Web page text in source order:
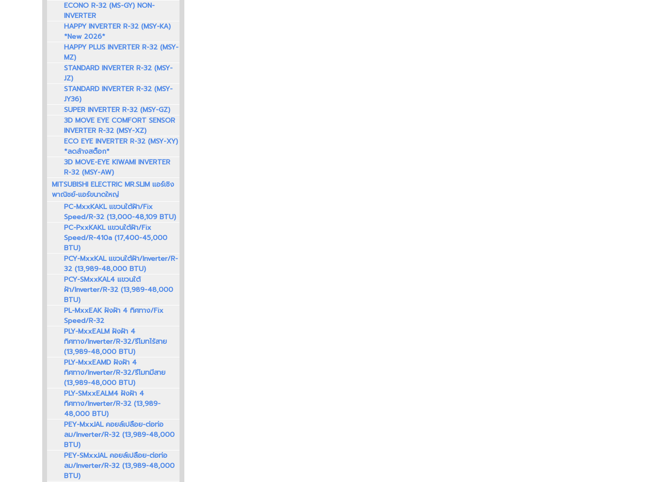
ECONO R-32 (MS-GY) NON-
INVERTER
HAPPY INVERTER R-32 (MSY-KA)
*New 2026*
HAPPY PLUS INVERTER R-32 (MSY-
MZ)
STANDARD INVERTER R-32 (MSY-
JZ)
STANDARD INVERTER R-32 (MSY-
JY36)
SUPER INVERTER R-32 (MSY-GZ)
3D MOVE EYE COMFORT SENSOR
INVERTER R-32 (MSY-XZ)
ECO EYE INVERTER R-32 (MSY-XY)
*ลดล้างสต็อก*
3D MOVE-EYE KIWAMI INVERTER
R-32 (MSY-AW)
MITSUBISHI ELECTRIC MR.SLIM แอร์เชิง
พาณิชย์-แอร์ขนาดใหญ่
PC-MxxKAKL แขวนใต้ฝ้า/Fix
Speed/R-32 (13,000-48,109 BTU)
PC-PxxKAKL แขวนใต้ฝ้า/Fix
Speed/R-410a (17,400-45,000
BTU)
PCY-MxxKAL แขวนใต้ฝ้า/Inverter/R-
32 (13,989-48,000 BTU)
PCY-SMxxKAL4 แขวนใต้
ฝ้า/Inverter/R-32 (13,989-48,000
BTU)
PL-MxxEAK ฝังฝ้า 4 ทิศทาง/Fix
Speed/R-32
PLY-MxxEALM ฝังฝ้า 4
ทิศทาง/Inverter/R-32/รีโมทไร้สาย
(13,989-48,000 BTU)
PLY-MxxEAMD ฝังฝ้า 4
ทิศทาง/Inverter/R-32/รีโมทมีสาย
(13,989-48,000 BTU)
PLY-SMxxEALM4 ฝังฝ้า 4
ทิศทาง/Inverter/R-32 (13,989-
48,000 BTU)
PEY-MxxJAL คอยล์เปลือย-ต่อท่อ
ลม/Inverter/R-32 (13,989-48,000
BTU)
PEY-SMxxJAL คอยล์เปลือย-ต่อท่อ
ลม/Inverter/R-32 (13,989-48,000
BTU)